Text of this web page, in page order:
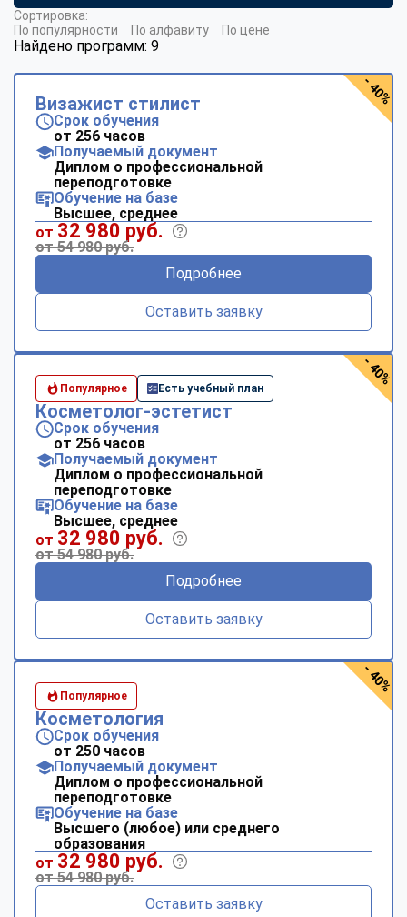
Найдено программ: 9
Сортировка:
По популярности
По алфавиту По цене
Визажист стилист
Срок обучения
от 256 часов
Получаемый документ
Диплом о профессиональной
переподготовке
Обучение на базе
Высшее, среднее
от 32 980 руб.
от 54 980 руб.
Подробнее
Оставить заявку
- 40%
Популярное Есть учебный план
Косметолог-эстетист
Срок обучения
от 256 часов
Получаемый документ
Диплом о профессиональной
переподготовке
Обучение на базе
Высшее, среднее
от 32 980 руб.
от 54 980 руб.
Подробнее
Оставить заявку
- 40%
Популярное
Косметология
Срок обучения
от 250 часов
Получаемый документ
Диплом о профессиональной
переподготовке
Обучение на базе
Высшего (любое) или среднего
образования
от 32 980 руб.
от 54 980 руб.
Оставить заявку
- 40%